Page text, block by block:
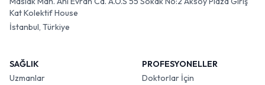
Kat Kolektif House
İstanbul, Türkiye
SAĞLIK
Uzmanlar
PROFESYONELLER
Doktorlar İçin